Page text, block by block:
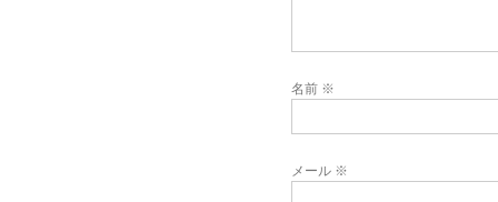
名前 ※
メール ※